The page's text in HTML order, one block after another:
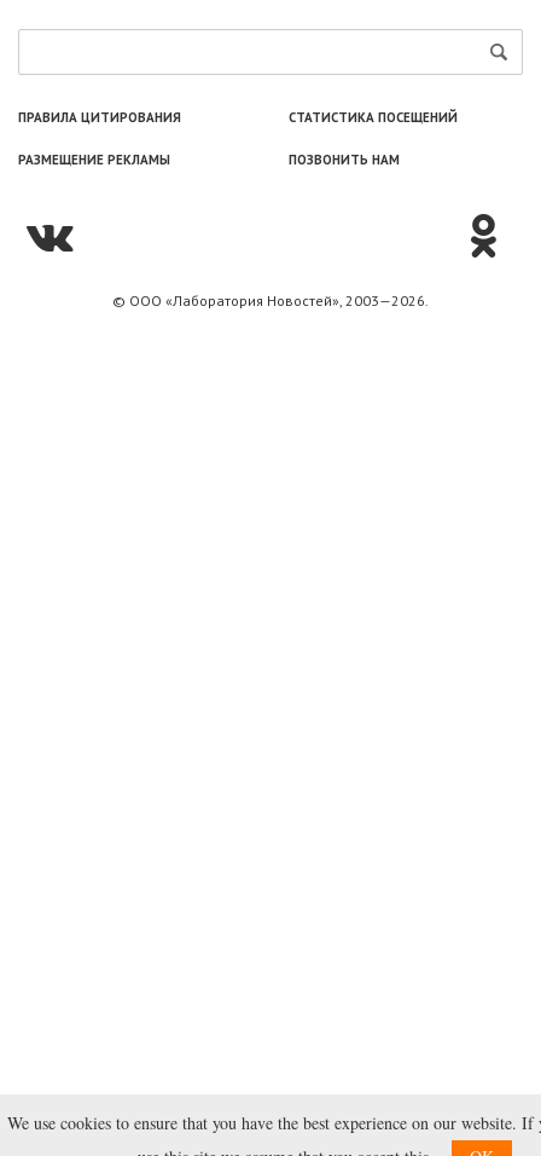
ПРАВИЛА ЦИТИРОВАНИЯ СТАТИСТИКА ПОСЕЩЕНИЙ
РАЗМЕЩЕНИЕ РЕКЛАМЫ ПОЗВОНИТЬ НАМ
© ООО «Лаборатория Новоcтей», 2003—2026.
We use cookies to ensure that you have the best experience on our website.